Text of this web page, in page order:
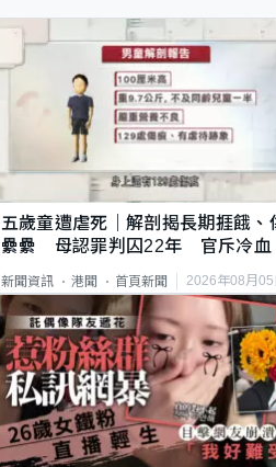
五歲童遭虐死｜解剖揭長期捱餓、
纍纍 母認罪判囚22年 官斥冷血
新聞資訊 港聞 首頁新聞 2026年08月05